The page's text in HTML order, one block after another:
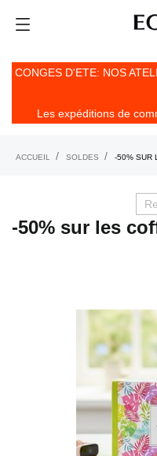
CONGES D'ETE: NOS
Les expéditions de
ACCUEIL SOLDES -50% SUR
-50% sur les